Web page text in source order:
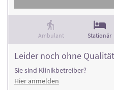
Ambulant Stationär
Leider noch ohne
Sie sind Klinikbetreiber?
Hier anmelden